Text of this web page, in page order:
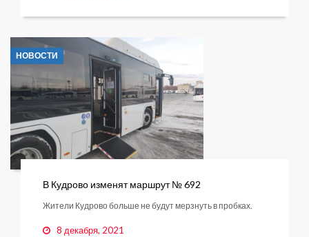
НОВОСТИ
В Кудрово изменят маршрут № 692
Жители Кудрово больше не будут мерзнуть в пробках.
8 декабря, 2021